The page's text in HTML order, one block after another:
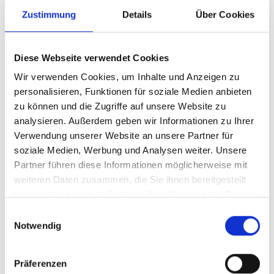
Zustimmung Details Über Cookies
Diese Webseite verwendet Cookies
Wir verwenden Cookies, um Inhalte und Anzeigen zu
personalisieren, Funktionen für soziale Medien anbieten
zu können und die Zugriffe auf unsere Website zu
analysieren. Außerdem geben wir Informationen zu Ihrer
Verwendung unserer Website an unsere Partner für
soziale Medien, Werbung und Analysen weiter. Unsere
Partner führen diese Informationen möglicherweise mit
weiteren Daten zusammen, die Sie ihnen bereitgestellt
Notwendig
Präferenzen
Farbdoppler-Sonografie
Elastografie
Minimalinvasive Diagnostik
der Brust
einer Gewebeprobe aus dem verdächtigen
Gewebe. Nur die mikroskopische Untersuchung
einer Gewebeprobe der Brust kann endgültig
Klarheit darüber geben, ob ein Tumor gut- oder